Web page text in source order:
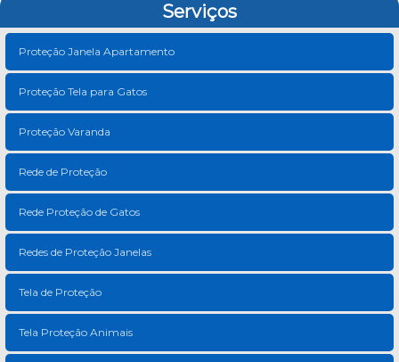
Serviços
Proteção Janela Apartamento
Proteção Tela para Gatos
Proteção Varanda
Rede de Proteção
Rede Proteção de Gatos
Redes de Proteção Janelas
Tela de Proteção
Tela Proteção Animais